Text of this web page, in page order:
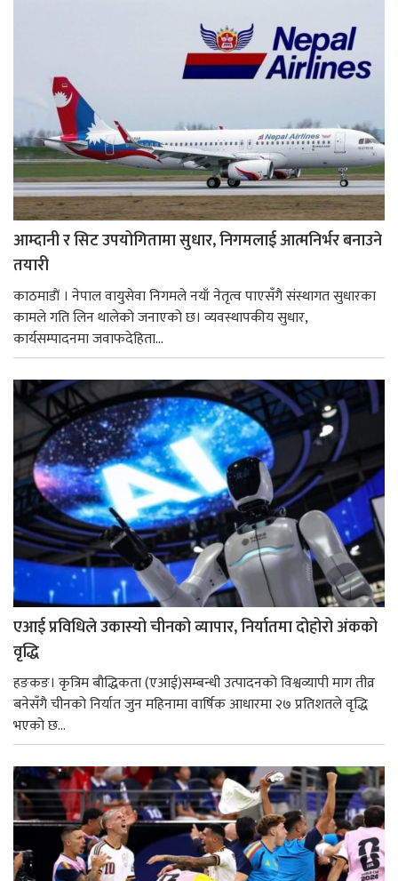
आम्दानी र सिट उपयोगितामा सुधार, निगमलाई आत्मनिर्भर बनाउने
तयारी
काठमाडाैं । नेपाल वायुसेवा निगमले नयाँ नेतृत्व पाएसँगै संस्थागत सुधारका
कामले गति लिन थालेको जनाएको छ। व्यवस्थापकीय सुधार,
कार्यसम्पादनमा जवाफदेहिता...
एआई प्रविधिले उकास्यो चीनको व्यापार, निर्यातमा दोहोरो अंकको
वृद्धि
हङकङ। कृत्रिम बौद्धिकता (एआई)सम्बन्धी उत्पादनको विश्वव्यापी माग तीव्र
बनेसँगै चीनको निर्यात जुन महिनामा वार्षिक आधारमा २७ प्रतिशतले वृद्धि
भएको छ...